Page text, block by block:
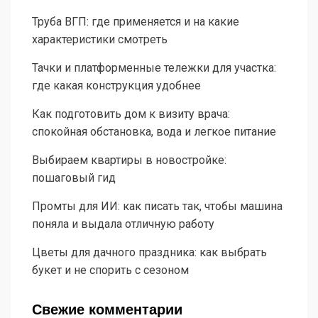
Труба ВГП: где применяется и на какие
характеристики смотреть
Тачки и платформенные тележки для участка:
где какая конструкция удобнее
Как подготовить дом к визиту врача:
спокойная обстановка, вода и легкое питание
Выбираем квартиры в новостройке:
пошаговый гид
Промты для ИИ: как писать так, чтобы машина
поняла и выдала отличную работу
Цветы для дачного праздника: как выбрать
букет и не спорить с сезоном
Свежие комментарии